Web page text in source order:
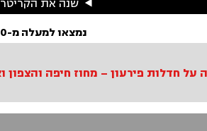
שנה את
נמצאו למעלה מ-500 תוצאות